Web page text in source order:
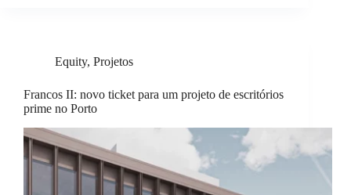
Equity, Projetos
Francos II: novo ticket para um projeto de escritórios
prime no Porto